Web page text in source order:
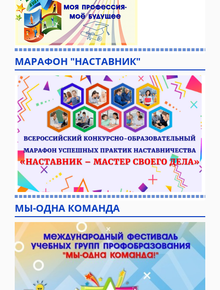
МАРАФОН "НАСТАВНИК"
МЫ-ОДНА КОМАНДА